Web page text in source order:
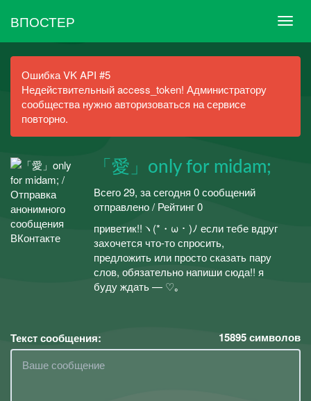
ВПОСТЕР
Ошибка VK API #5
Недействительный access_token! Администратору
сообщества нужно авторизоваться на сервисе
повторно.
「愛」only for midam;
Всего 29, за сегодня 0 сообщений
отправлено / Рейтинг 0
приветик!!ヽ(*・ω・)ﾉ если тебе вдруг
захочется что-то спросить,
предложить или просто сказать пару
слов, обязательно напиши сюда!! я
буду ждать — ♡｡
Текст сообщения: 15895символов